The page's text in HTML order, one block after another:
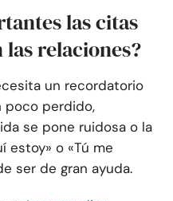
las citas
relaciones?
un recordatorio
poco perdido,
se pone ruidosa o la
estoy» o «Tú me
ser de gran ayuda.